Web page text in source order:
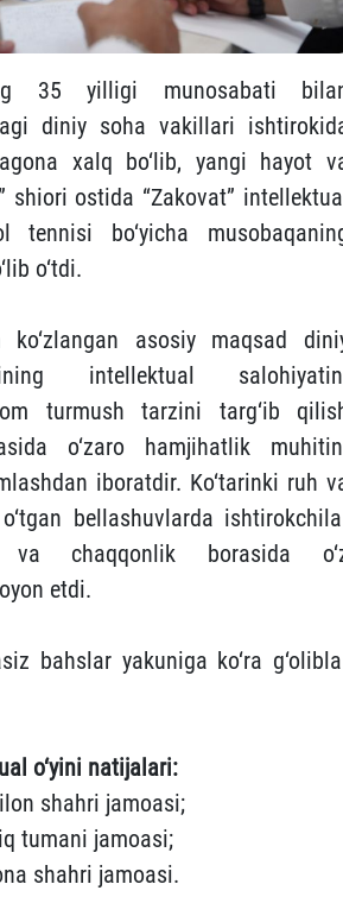
35 yilligi munosabati
diniy soha vakillari
xalq bo‘lib, yangi hayot
shiori ostida “Zakovat”
tennisi bo‘yicha
o‘tdi.
ko‘zlangan asosiy maqsad
intellektual
turmush tarzini targ‘ib
o‘zaro hamjihatlik
iboratdir. Ko‘tarinki ruh
bellashuvlarda
chaqqonlik borasida
etdi.
bahslar yakuniga ko‘ra
o‘yini natijalari:
shahri jamoasi;
tumani jamoasi;
shahri jamoasi.